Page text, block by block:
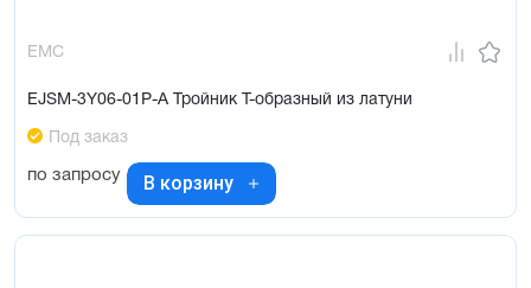
EMC
EJSM-3Y06-01P-A Тройник Т-образный из латуни
Под заказ
по запросу В корзину